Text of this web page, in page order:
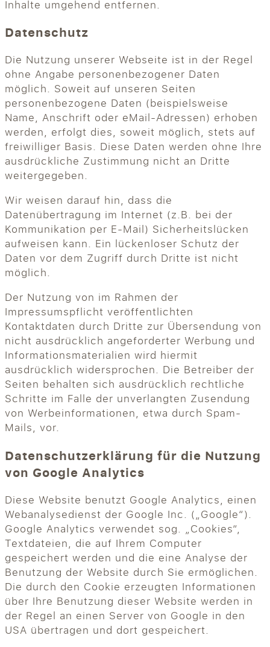
Inhalte umgehend entfernen.
Datenschutz
Die Nutzung unserer Webseite ist in der Regel
ohne Angabe personenbezogener Daten
möglich. Soweit auf unseren Seiten
personenbezogene Daten (beispielsweise
Name, Anschrift oder eMail-Adressen) erhoben
werden, erfolgt dies, soweit möglich, stets auf
freiwilliger Basis. Diese Daten werden ohne Ihre
ausdrückliche Zustimmung nicht an Dritte
weitergegeben.
Wir weisen darauf hin, dass die
Datenübertragung im Internet (z.B. bei der
Kommunikation per E-Mail) Sicherheitslücken
aufweisen kann. Ein lückenloser Schutz der
Daten vor dem Zugriff durch Dritte ist nicht
möglich.
Der Nutzung von im Rahmen der
Impressumspflicht veröffentlichten
Kontaktdaten durch Dritte zur Übersendung von
nicht ausdrücklich angeforderter Werbung und
Informationsmaterialien wird hiermit
ausdrücklich widersprochen. Die Betreiber der
Seiten behalten sich ausdrücklich rechtliche
Schritte im Falle der unverlangten Zusendung
von Werbeinformationen, etwa durch Spam-
Mails, vor.
Datenschutzerklärung für die Nutzung
von Google Analytics
Diese Website benutzt Google Analytics, einen
Webanalysedienst der Google Inc. („Google“).
Google Analytics verwendet sog. „Cookies“,
Textdateien, die auf Ihrem Computer
gespeichert werden und die eine Analyse der
Benutzung der Website durch Sie ermöglichen.
Die durch den Cookie erzeugten Informationen
über Ihre Benutzung dieser Website werden in
der Regel an einen Server von Google in den
USA übertragen und dort gespeichert.